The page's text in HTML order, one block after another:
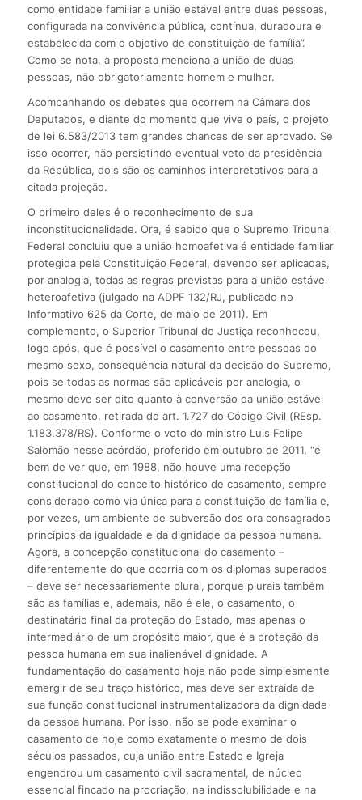
como entidade familiar a união estável entre duas pessoas,
configurada na convivência pública, contínua, duradoura e
estabelecida com o objetivo de constituição de família”.
Como se nota, a proposta menciona a união de duas
pessoas, não obrigatoriamente homem e mulher.
Acompanhando os debates que ocorrem na Câmara dos
Deputados, e diante do momento que vive o país, o projeto
de lei 6.583/2013 tem grandes chances de ser aprovado. Se
isso ocorrer, não persistindo eventual veto da presidência
da República, dois são os caminhos interpretativos para a
citada projeção.
O primeiro deles é o reconhecimento de sua
inconstitucionalidade. Ora, é sabido que o Supremo Tribunal
Federal concluiu que a união homoafetiva é entidade familiar
protegida pela Constituição Federal, devendo ser aplicadas,
por analogia, todas as regras previstas para a união estável
heteroafetiva (julgado na ADPF 132/RJ, publicado no
Informativo 625 da Corte, de maio de 2011). Em
complemento, o Superior Tribunal de Justiça reconheceu,
logo após, que é possível o casamento entre pessoas do
mesmo sexo, consequência natural da decisão do Supremo,
pois se todas as normas são aplicáveis por analogia, o
mesmo deve ser dito quanto à conversão da união estável
ao casamento, retirada do art. 1.727 do Código Civil (REsp.
1.183.378/RS). Conforme o voto do ministro Luis Felipe
Salomão nesse acórdão, proferido em outubro de 2011, “é
bem de ver que, em 1988, não houve uma recepção
constitucional do conceito histórico de casamento, sempre
considerado como via única para a constituição de família e,
por vezes, um ambiente de subversão dos ora consagrados
princípios da igualdade e da dignidade da pessoa humana.
Agora, a concepção constitucional do casamento –
diferentemente do que ocorria com os diplomas superados
– deve ser necessariamente plural, porque plurais também
são as famílias e, ademais, não é ele, o casamento, o
destinatário final da proteção do Estado, mas apenas o
intermediário de um propósito maior, que é a proteção da
pessoa humana em sua inalienável dignidade. A
fundamentação do casamento hoje não pode simplesmente
emergir de seu traço histórico, mas deve ser extraída de
sua função constitucional instrumentalizadora da dignidade
da pessoa humana. Por isso, não se pode examinar o
casamento de hoje como exatamente o mesmo de dois
séculos passados, cuja união entre Estado e Igreja
engendrou um casamento civil sacramental, de núcleo
essencial fincado na procriação, na indissolubilidade e na